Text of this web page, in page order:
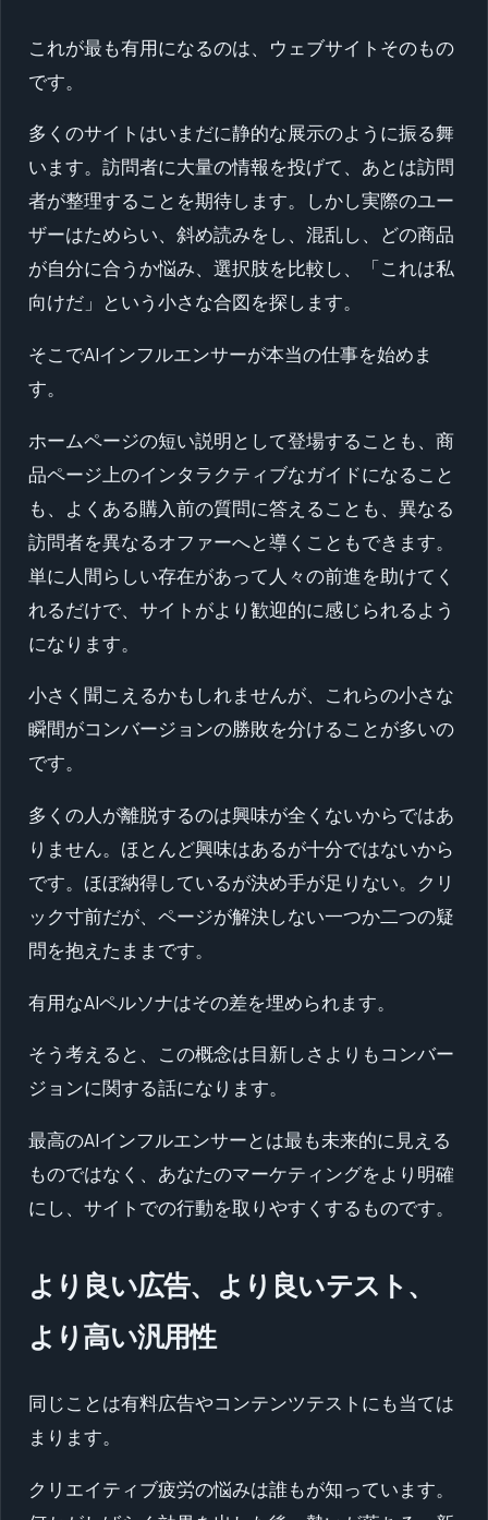
これが最も有用になるのは、ウェブサイトそのもの
です。
多くのサイトはいまだに静的な展示のように振る舞
います。訪問者に大量の情報を投げて、あとは訪問
者が整理することを期待します。しかし実際のユー
ザーはためらい、斜め読みをし、混乱し、どの商品
が自分に合うか悩み、選択肢を比較し、「これは私
向けだ」という小さな合図を探します。
そこでAIインフルエンサーが本当の仕事を始めま
す。
ホームページの短い説明として登場することも、商
品ページ上のインタラクティブなガイドになること
も、よくある購入前の質問に答えることも、異なる
訪問者を異なるオファーへと導くこともできます。
単に人間らしい存在があって人々の前進を助けてく
れるだけで、サイトがより歓迎的に感じられるよう
になります。
小さく聞こえるかもしれませんが、これらの小さな
瞬間がコンバージョンの勝敗を分けることが多いの
です。
多くの人が離脱するのは興味が全くないからではあ
りません。ほとんど興味はあるが十分ではないから
です。ほぼ納得しているが決め手が足りない。クリ
ック寸前だが、ページが解決しない一つか二つの疑
問を抱えたままです。
有用なAIペルソナはその差を埋められます。
そう考えると、この概念は目新しさよりもコンバー
ジョンに関する話になります。
最高のAIインフルエンサーとは最も未来的に見える
ものではなく、あなたのマーケティングをより明確
にし、サイトでの行動を取りやすくするものです。
より良い広告、より良いテスト、
より高い汎用性
同じことは有料広告やコンテンツテストにも当ては
まります。
クリエイティブ疲労の悩みは誰もが知っています。